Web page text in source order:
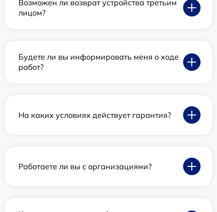
Возможен ли возврат устройства третьим
лицом?
Будете ли вы информировать меня о ходе
работ?
На каких условиях действует гарантия?
Работаете ли вы с организациями?